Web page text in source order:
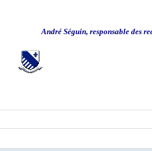
André Séguin, responsable des